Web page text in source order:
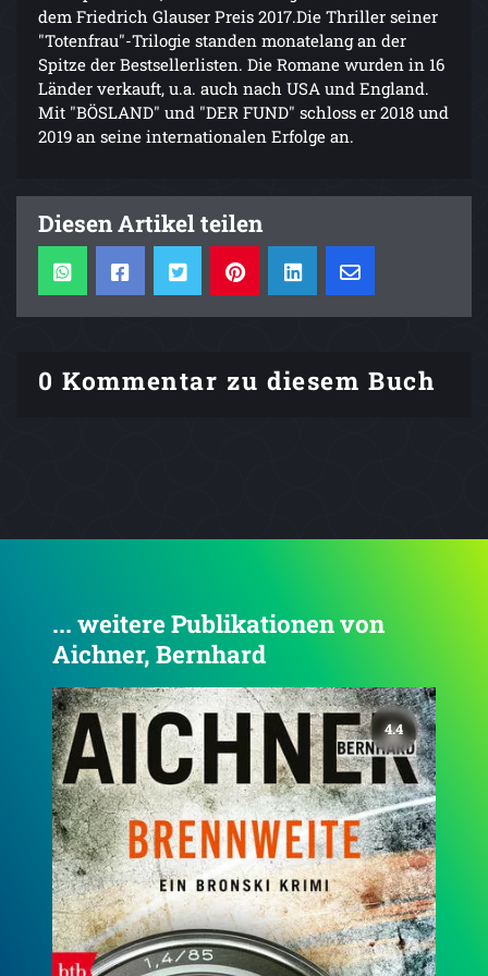
dem Friedrich Glauser Preis 2017.Die Thriller seiner
"Totenfrau"-Trilogie standen monatelang an der
Spitze der Bestsellerlisten. Die Romane wurden in 16
Länder verkauft, u.a. auch nach USA und England.
Mit "BÖSLAND" und "DER FUND" schloss er 2018 und
2019 an seine internationalen Erfolge an.
Diesen Artikel teilen
0 Kommentar zu diesem Buch
... weitere Publikationen von
Aichner, Bernhard
3.6